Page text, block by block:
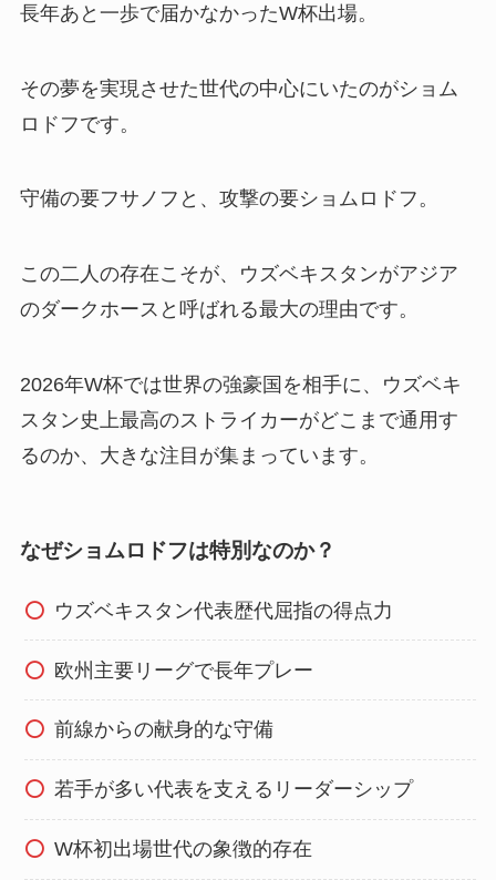
長年あと一歩で届かなかったW杯出場。
その夢を実現させた世代の中心にいたのがショム
ロドフです。
守備の要フサノフと、攻撃の要ショムロドフ。
この二人の存在こそが、ウズベキスタンがアジア
のダークホースと呼ばれる最大の理由です。
2026年W杯では世界の強豪国を相手に、ウズベキ
スタン史上最高のストライカーがどこまで通用す
るのか、大きな注目が集まっています。
なぜショムロドフは特別なのか？
ウズベキスタン代表歴代屈指の得点力
欧州主要リーグで長年プレー
前線からの献身的な守備
若手が多い代表を支えるリーダーシップ
W杯初出場世代の象徴的存在